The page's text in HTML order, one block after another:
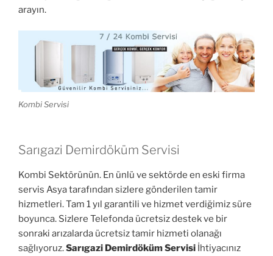
arayın.
Kombi Servisi
Sarıgazi Demirdöküm Servisi
Kombi Sektörünün. En ünlü ve sektörde en eski firma
servis Asya tarafından sizlere gönderilen tamir
hizmetleri. Tam 1 yıl garantili ve hizmet verdiğimiz süre
boyunca. Sizlere Telefonda ücretsiz destek ve bir
sonraki arızalarda ücretsiz tamir hizmeti olanağı
sağlıyoruz.Sarıgazi Demirdöküm Servisi İhtiyacınız